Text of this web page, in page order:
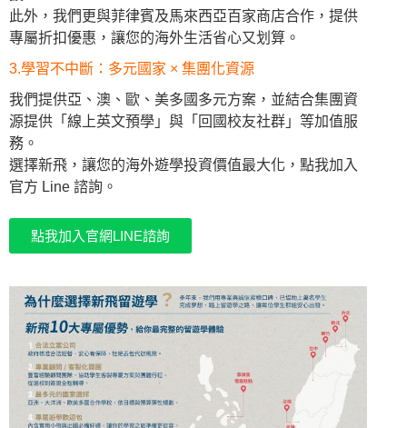
此外，我們更與菲律賓及馬來西亞百家商店合作，提供
專屬折扣優惠，讓您的海外生活省心又划算。
3.學習不中斷：多元國家 × 集團化資源
我們提供亞、澳、歐、美多國多元方案，並結合集團資
源提供「線上英文預學」與「回國校友社群」等加值服
務。
選擇新飛，讓您的海外遊學投資價值最大化，點我加入
官方 Line 諮詢。
點我加入官網LINE諮詢